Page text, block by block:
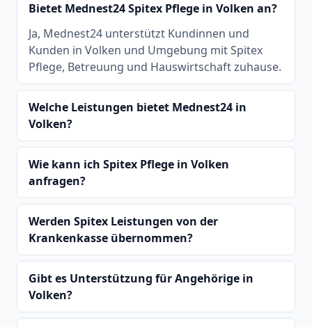
Bietet Mednest24 Spitex Pflege in Volken an?
Ja, Mednest24 unterstützt Kundinnen und
Kunden in Volken und Umgebung mit Spitex
Pflege, Betreuung und Hauswirtschaft zuhause.
Welche Leistungen bietet Mednest24 in
Volken?
Wie kann ich Spitex Pflege in Volken
anfragen?
Werden Spitex Leistungen von der
Krankenkasse übernommen?
Gibt es Unterstützung für Angehörige in
Volken?